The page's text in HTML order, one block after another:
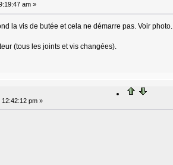
am »
la vis de butée et cela ne démarre pas. Voir photo.
(tous les joints et vis changées).
pm »